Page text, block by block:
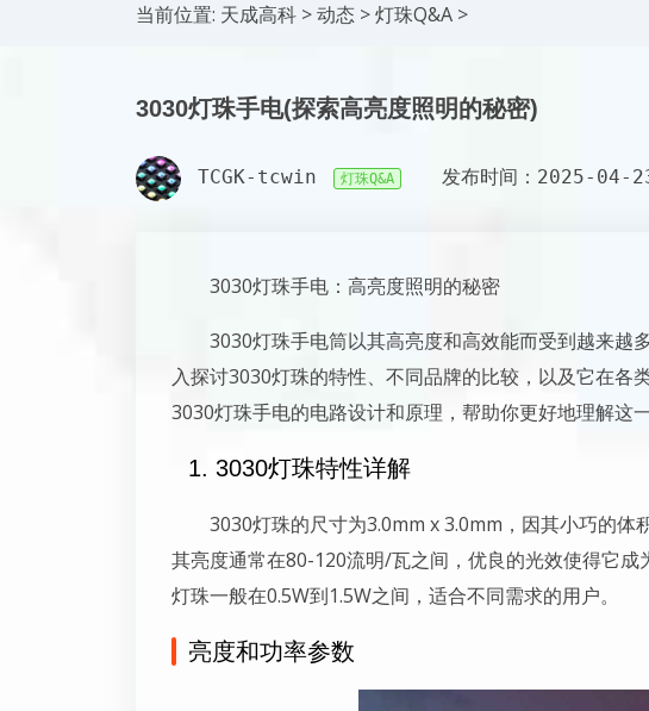
当前位置: 天成高科 >动态 >灯珠Q&A >
3030灯珠手电(探索高亮度照明的秘密)
TCGK-tcwin 灯珠Q&A 发布时间：2025-
3030灯珠手电：高亮度照明的秘密
3030灯珠手电筒以其高亮度和高效能而受到越来越
入探讨3030灯珠的特性、不同品牌的比较，以及它在各
3030灯珠手电的电路设计和原理，帮助你更好地理解这
1. 3030灯珠特性详解
3030灯珠的尺寸为3.0mm x 3.0mm，因其小巧的体
其亮度通常在80-120流明/瓦之间，优良的光效使得它
灯珠一般在0.5W到1.5W之间，适合不同需求的用户。
亮度和功率参数